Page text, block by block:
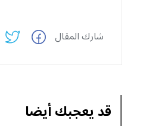
شارك المقال
قد يعجبك أيضا